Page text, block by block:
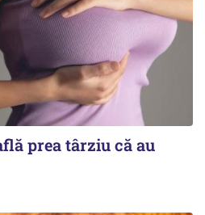
prea târziu că au